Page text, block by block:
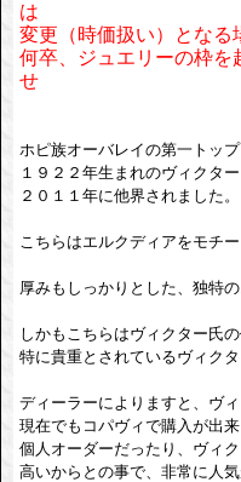
は
変更（時価扱い）となる
何卒、ジュエリーの枠を
せ
ホピ族オーバレイの第一トッ
１９２２年生まれのヴィクタ
２０１１年に他界されました。
こちらはエルクディアをモチ
厚みもしっかりとした、独特
しかもこちらはヴィクター氏
特に貴重とされているヴィク
ディーラーによりますと、ヴ
現在でもコパヴィで購入が出
個人オーダーだったり、ヴィ
高いからとの事で、非常に人